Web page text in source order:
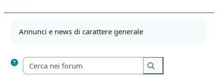
Annunci e news di carattere generale
Cerca nei forum
Cerca nei forum